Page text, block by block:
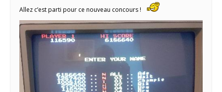
Allez c’est parti pour ce nouveau concours !